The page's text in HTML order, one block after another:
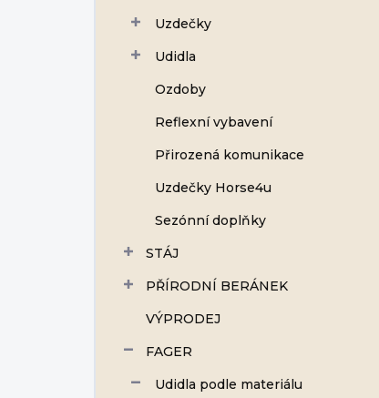
Uzdečky
Udidla
Ozdoby
Reflexní vybavení
Přirozená komunikace
Uzdečky Horse4u
Sezónní doplňky
STÁJ
PŘÍRODNÍ BERÁNEK
VÝPRODEJ
FAGER
Udidla podle materiálu